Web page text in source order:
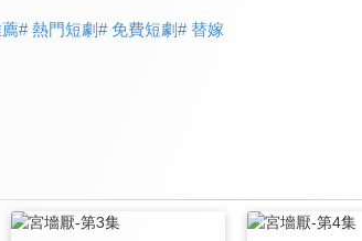
# 熱門短劇# 免費短劇# 替嫁